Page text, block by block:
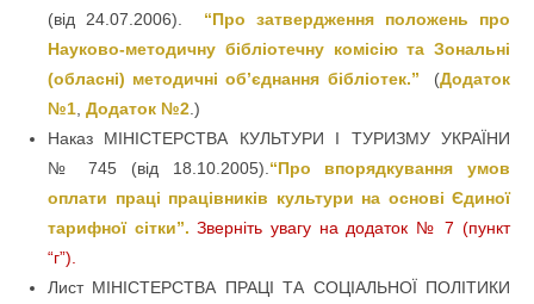
(від 24.07.2006). “Про затвердження положень про
Науково-методичну бібліотечну комісію та Зональні
(обласні) методичні об’єднання бібліотек.” (Додаток
№1 Додаток №2 .)
Наказ МІНІСТЕРСТВА КУЛЬТУРИ І ТУРИЗМУ УКРАЇНИ
№ 745 (від 18.10.2005). “Про впорядкування умов
оплати праці працівників культури на основі Єдиної
тарифної сітки”. Зверніть увагу на додаток № 7 (пункт
“г”).
Лист МІНІСТЕРСТВА ПРАЦІ ТА СОЦІАЛЬНОЇ ПОЛІТИКИ